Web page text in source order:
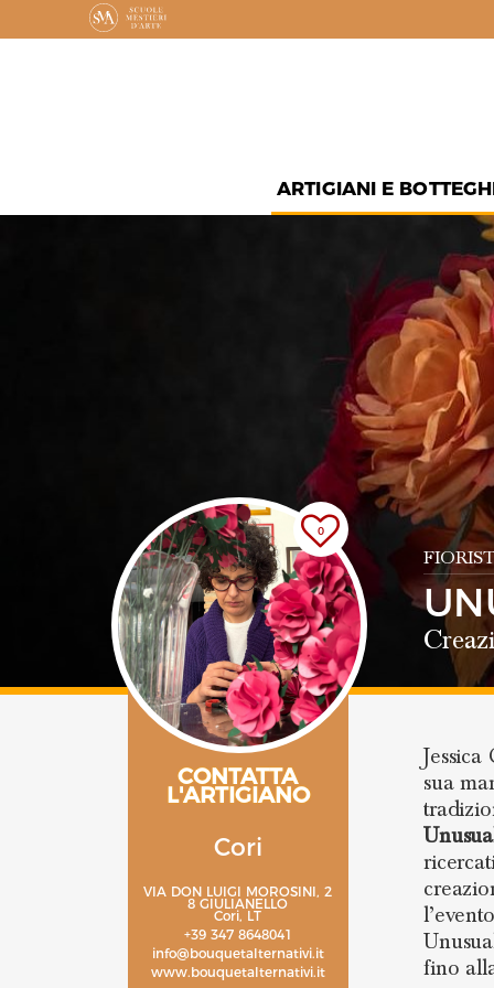
ARTIGIANI E
0
CONTATTA
L'ARTIGIANO
Cori
VIA DON LUIGI MOROSINI, 2
8 GIULIANELLO
Cori, LT
+39 347 8648041
info@bouquetalternativi.it
www.bouquetalternativi.it
sua
fino